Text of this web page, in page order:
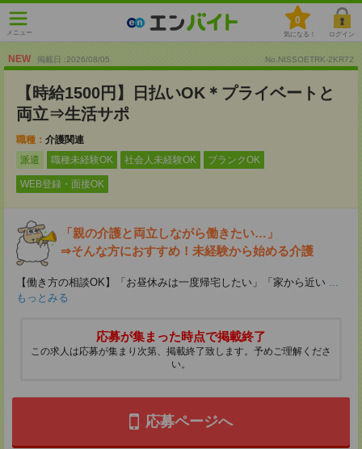
メニュー
0
気になる！ ログイン
NEW 掲載日 :2026/08/05 No.NISSOETRK-2KR72
【時給1500円】日払いOK＊プライベートと
両立⇒生活サポ
職種： 介護関連
派遣
職種未経験OK 社会人未経験OK ブランクOK
WEB登録・面接OK
「親の介護と両立しながら働きたい…」
⇒そんな方におすすめ！未経験から始める介護
【働き方の相談OK】「お昼休みは一度帰宅したい」「家から近い ...
もっとみる
応募が集まった時点で掲載終了
この求人は応募が集まり次第、掲載終了致します。予めご理解くださ
い。
応募ページへ